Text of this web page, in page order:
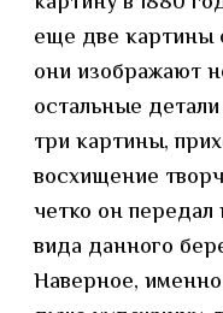
еще две картины
они изображают
остальные
три картины,
восхищение
четко он
вида данного
Наверное,